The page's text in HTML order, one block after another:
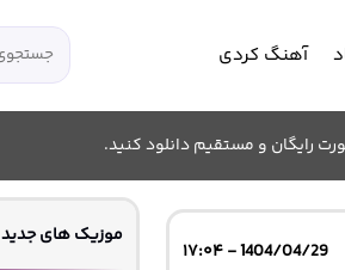
آهنگ کردی
رایگان و مستقیم دانلود کنید.
1404/04/29 - ۱۷:۰۴
موزیک های جدید